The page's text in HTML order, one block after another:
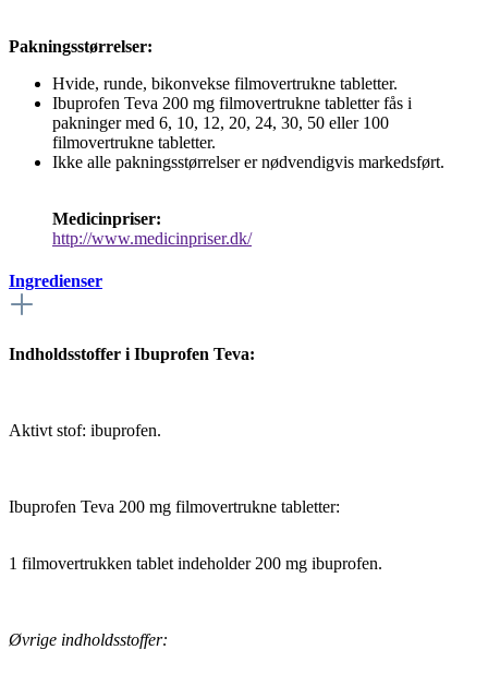
Pakningsstørrelser:
Hvide, runde, bikonvekse filmovertrukne tabletter.
Ibuprofen Teva 200 mg filmovertrukne tabletter fås i
pakninger med 6, 10, 12, 20, 24, 30, 50 eller 100
filmovertrukne tabletter.
Ikke alle pakningsstørrelser er nødvendigvis markedsført.
Medicinpriser:
http://www.medicinpriser.dk/
Ingredienser
Indholdsstoffer i Ibuprofen Teva:
Aktivt stof: ibuprofen.
Ibuprofen Teva 200 mg filmovertrukne tabletter:
1 filmovertrukken tablet indeholder 200 mg ibuprofen.
Øvrige indholdsstoffer: